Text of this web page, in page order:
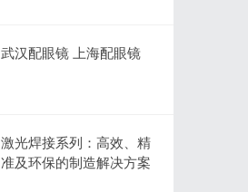
武汉配眼镜 上海配眼镜
激光焊接系列：高效、精
准及环保的制造解决方案